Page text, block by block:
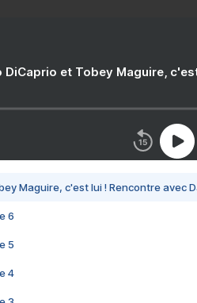
DiCaprio et Tobey Maguire,
Maguire, c'est lui ! Rencontre avec
6
5
4